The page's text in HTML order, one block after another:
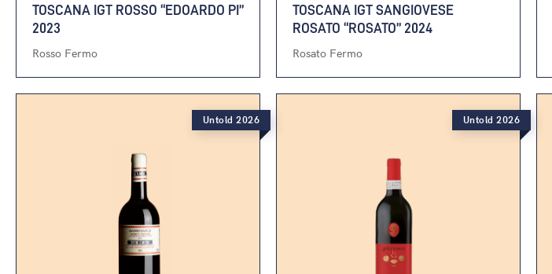
TOSCANA IGT ROSSO “EDOARDO PI”
2023
Rosso Fermo
TOSCANA IGT SANGIOVESE
ROSATO “ROSATO” 2024
Rosato Fermo
Untold 2026 Untold 2026